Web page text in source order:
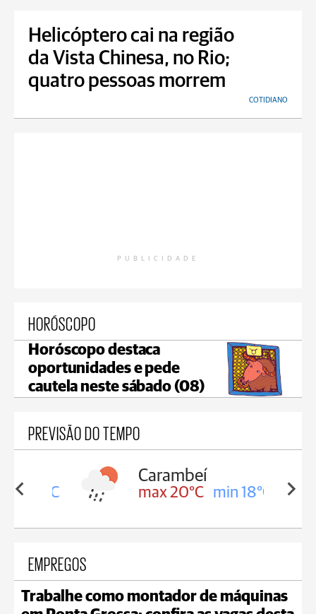
Helicóptero cai na região
da Vista Chinesa, no Rio;
quatro pessoas morrem
COTIDIANO
PUBLICIDADE
HORÓSCOPO
Horóscopo destaca
oportunidades e pede
cautela neste sábado (08)
PREVISÃO DO TEMPO
18°C
Carambeí
max 20°C min 18°C
EMPREGOS
Trabalhe como montador de máquinas